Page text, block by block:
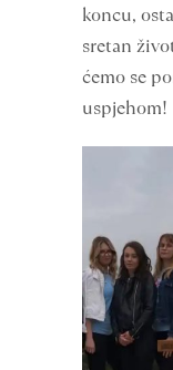
koncu,
sretan
ćemo se
uspjehom!